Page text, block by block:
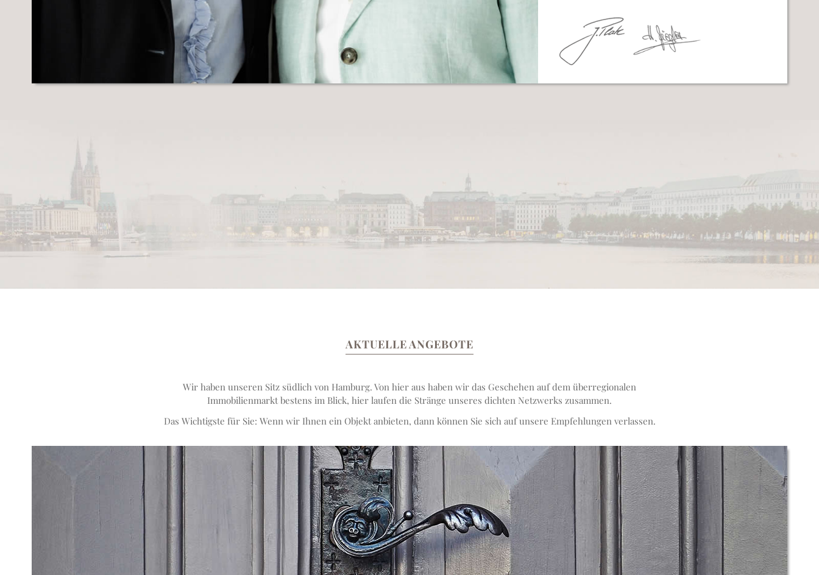
AKTUELLE ANGEBOTE
Wir haben unseren Sitz südlich von Hamburg. Von hier aus haben wir das Geschehen auf dem überregionalen
Immobilienmarkt bestens im Blick, hier laufen die Stränge unseres dichten Netzwerks zusammen.
Das Wichtigste für Sie: Wenn wir Ihnen ein Objekt anbieten, dann können Sie sich auf unsere Empfehlungen verlassen.